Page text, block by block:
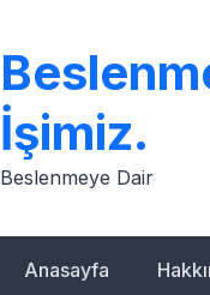
İşimiz.
Beslenmeye Dair
Anasayfa